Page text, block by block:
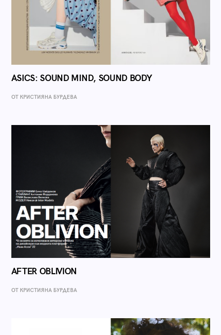
ASICS: SOUND MIND, SOUND BODY
ОТ КРИСТИЯНА БУРДЕВА
AFTER OBLIVION
ОТ КРИСТИЯНА БУРДЕВА